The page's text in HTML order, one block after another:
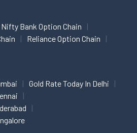
Nifty Bank Option Chain
Reliance Option Chain
Gold Rate Today In Delhi